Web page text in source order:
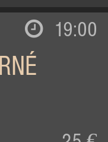
19:00